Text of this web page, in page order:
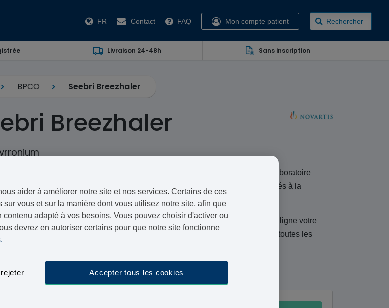
FR Contact FAQ Mon compte patient Rechercher
Livraison 24-48h Sans inscription
BPCO Seebri Breezhaler
Breezhaler
est un bronchodilatateur à action prolongée, commercialisé par le laboratoire
Il offre une longue durée d'action dans le soulagement des symptômes liés à la
chronique obstructive (BPCO).
notre service de consultation et de prescription, commandez simplement et en ligne votre
Seebri. L'une de nos pharmacies partenaires, situées en Europe expédie toutes les
maintenant, livraison le
aider à améliorer notre site et nos services. Certains de ces
vous et sur la manière dont vous utilisez notre site, afin que
adapté à vos besoins. Vous pouvez choisir d'activer ou
devrez en autoriser certains pour que notre site fonctionne
Accepter tous les cookies